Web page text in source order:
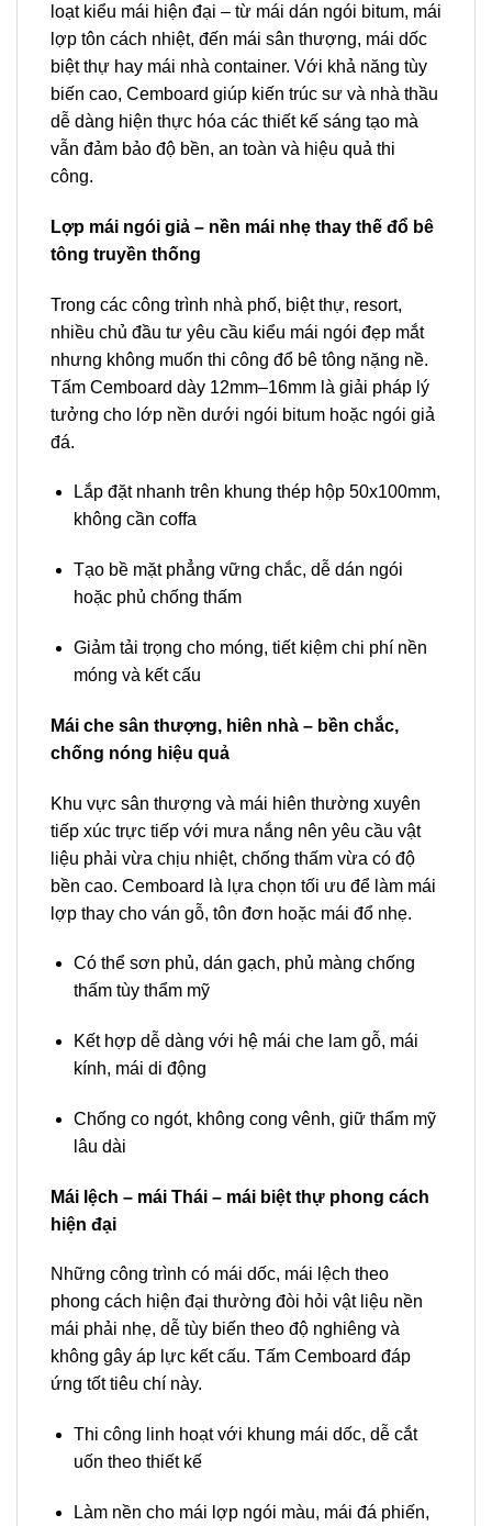
loạt kiểu mái hiện đại – từ mái dán ngói bitum, mái
lợp tôn cách nhiệt, đến mái sân thượng, mái dốc
biệt thự hay mái nhà container. Với khả năng tùy
biến cao, Cemboard giúp kiến trúc sư và nhà thầu
dễ dàng hiện thực hóa các thiết kế sáng tạo mà
vẫn đảm bảo độ bền, an toàn và hiệu quả thi
công.
Lợp mái ngói giả – nền mái nhẹ thay thế đổ bê
tông truyền thống
Trong các công trình nhà phố, biệt thự, resort,
nhiều chủ đầu tư yêu cầu kiểu mái ngói đẹp mắt
nhưng không muốn thi công đổ bê tông nặng nề.
Tấm Cemboard dày 12mm–16mm là giải pháp lý
tưởng cho lớp nền dưới ngói bitum hoặc ngói giả
đá.
Lắp đặt nhanh trên khung thép hộp 50x100mm,
không cần coffa
Tạo bề mặt phẳng vững chắc, dễ dán ngói
hoặc phủ chống thấm
Giảm tải trọng cho móng, tiết kiệm chi phí nền
móng và kết cấu
Mái che sân thượng, hiên nhà – bền chắc,
chống nóng hiệu quả
Khu vực sân thượng và mái hiên thường xuyên
tiếp xúc trực tiếp với mưa nắng nên yêu cầu vật
liệu phải vừa chịu nhiệt, chống thấm vừa có độ
bền cao. Cemboard là lựa chọn tối ưu để làm mái
lợp thay cho ván gỗ, tôn đơn hoặc mái đổ nhẹ.
Có thể sơn phủ, dán gạch, phủ màng chống
thấm tùy thẩm mỹ
Kết hợp dễ dàng với hệ mái che lam gỗ, mái
kính, mái di động
Chống co ngót, không cong vênh, giữ thẩm mỹ
lâu dài
Mái lệch – mái Thái – mái biệt thự phong cách
hiện đại
Những công trình có mái dốc, mái lệch theo
phong cách hiện đại thường đòi hỏi vật liệu nền
mái phải nhẹ, dễ tùy biến theo độ nghiêng và
không gây áp lực kết cấu. Tấm Cemboard đáp
ứng tốt tiêu chí này.
Thi công linh hoạt với khung mái dốc, dễ cắt
uốn theo thiết kế
Làm nền cho mái lợp ngói màu, mái đá phiến,